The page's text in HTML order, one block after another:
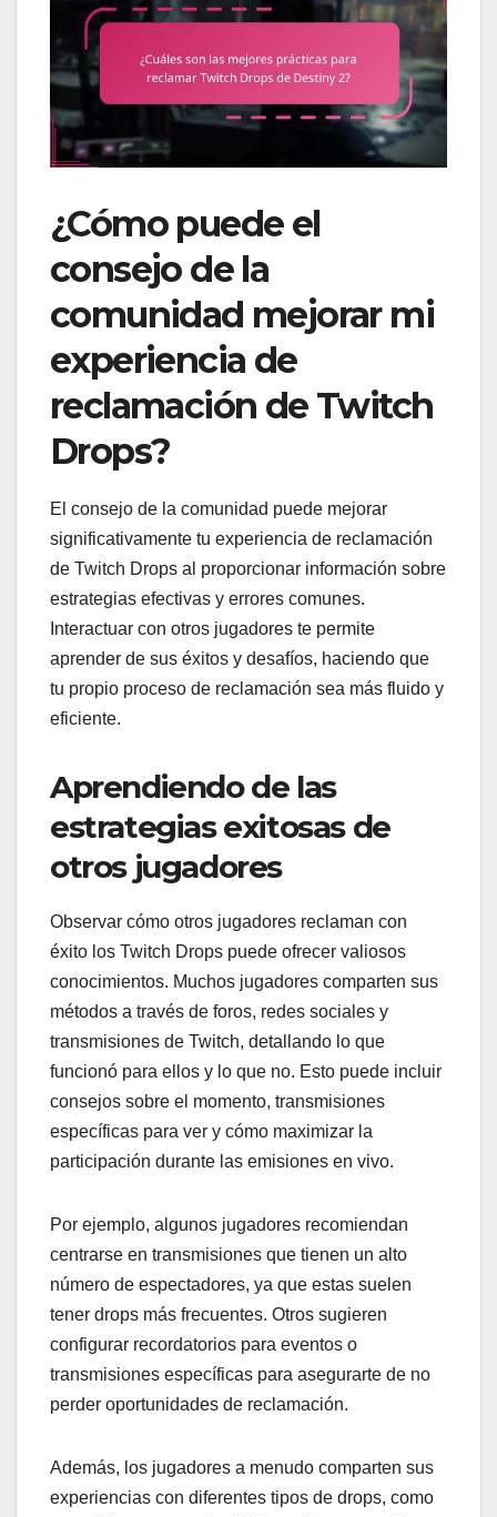
¿Cómo puede el
consejo de la
comunidad mejorar mi
experiencia de
reclamación de Twitch
Drops?
El consejo de la comunidad puede mejorar
significativamente tu experiencia de reclamación
de Twitch Drops al proporcionar información sobre
estrategias efectivas y errores comunes.
Interactuar con otros jugadores te permite
aprender de sus éxitos y desafíos, haciendo que
tu propio proceso de reclamación sea más fluido y
eficiente.
Aprendiendo de las
estrategias exitosas de
otros jugadores
Observar cómo otros jugadores reclaman con
éxito los Twitch Drops puede ofrecer valiosos
conocimientos. Muchos jugadores comparten sus
métodos a través de foros, redes sociales y
transmisiones de Twitch, detallando lo que
funcionó para ellos y lo que no. Esto puede incluir
consejos sobre el momento, transmisiones
específicas para ver y cómo maximizar la
participación durante las emisiones en vivo.
Por ejemplo, algunos jugadores recomiendan
centrarse en transmisiones que tienen un alto
número de espectadores, ya que estas suelen
tener drops más frecuentes. Otros sugieren
configurar recordatorios para eventos o
transmisiones específicas para asegurarte de no
perder oportunidades de reclamación.
Además, los jugadores a menudo comparten sus
experiencias con diferentes tipos de drops, como